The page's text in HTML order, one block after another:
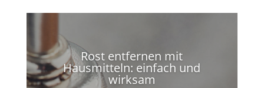
Rost entfernen mit
Hausmitteln: einfach und
wirksam